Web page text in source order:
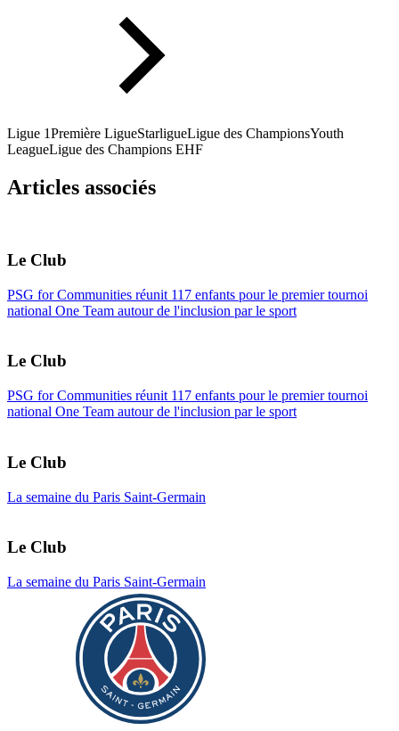
Ligue 1Première LigueStarligueLigue des ChampionsYouth
LeagueLigue des Champions EHF
Articles associés
Le Club
PSG for Communities réunit 117 enfants pour le premier tournoi
national One Team autour de l'inclusion par le sport
Le Club
PSG for Communities réunit 117 enfants pour le premier tournoi
national One Team autour de l'inclusion par le sport
Le Club
La semaine du Paris Saint-Germain
Le Club
La semaine du Paris Saint-Germain